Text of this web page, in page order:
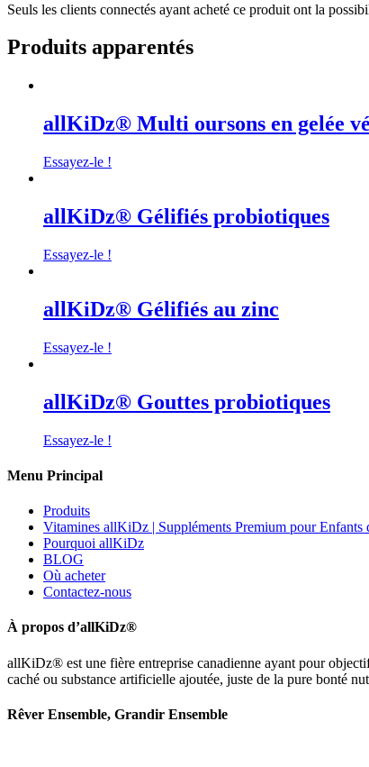
Seuls les clients connectés ayant acheté ce produit ont la
Produits apparentés
allKiDz® Multi oursons en gelée
Essayez-le !
allKiDz® Gélifiés probiotiques
Essayez-le !
allKiDz® Gélifiés au zinc
Essayez-le !
allKiDz® Gouttes probiotiques
Essayez-le !
Menu Principal
Produits
Vitamines allKiDz | Suppléments Premium pour Enfants
Pourquoi allKiDz
BLOG
Où acheter
Contactez-nous
À propos d’allKiDz®
allKiDz® est une fière entreprise canadienne ayant pour
caché ou substance artificielle ajoutée, juste de la pure bonté
Rêver Ensemble, Grandir Ensemble